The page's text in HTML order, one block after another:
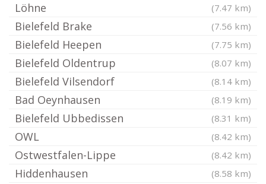
Löhne (7.47 km)
Bielefeld Brake (7.56 km)
Bielefeld Heepen (7.75 km)
Bielefeld Oldentrup (8.07 km)
Bielefeld Vilsendorf (8.14 km)
Bad Oeynhausen (8.19 km)
Bielefeld Ubbedissen (8.31 km)
OWL (8.42 km)
Ostwestfalen-Lippe (8.42 km)
Hiddenhausen (8.58 km)